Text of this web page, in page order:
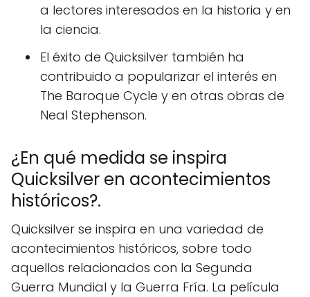
a lectores interesados en la historia y en
la ciencia.
El éxito de Quicksilver también ha
contribuido a popularizar el interés en
The Baroque Cycle y en otras obras de
Neal Stephenson.
¿En qué medida se inspira
Quicksilver en acontecimientos
históricos?.
Quicksilver se inspira en una variedad de
acontecimientos históricos, sobre todo
aquellos relacionados con la Segunda
Guerra Mundial y la Guerra Fría. La película